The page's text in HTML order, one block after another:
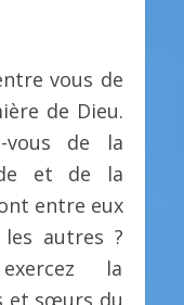
vous de
de Dieu.
vous de la
et de la
entre eux
autres ?
la
et sœurs du